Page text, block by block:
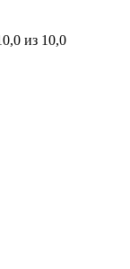
из 10,0